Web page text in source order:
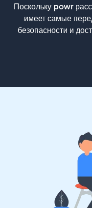
Поскольку powr
имеет самые
безопасности и